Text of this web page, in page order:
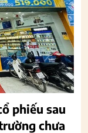
phiếu sau
chưa